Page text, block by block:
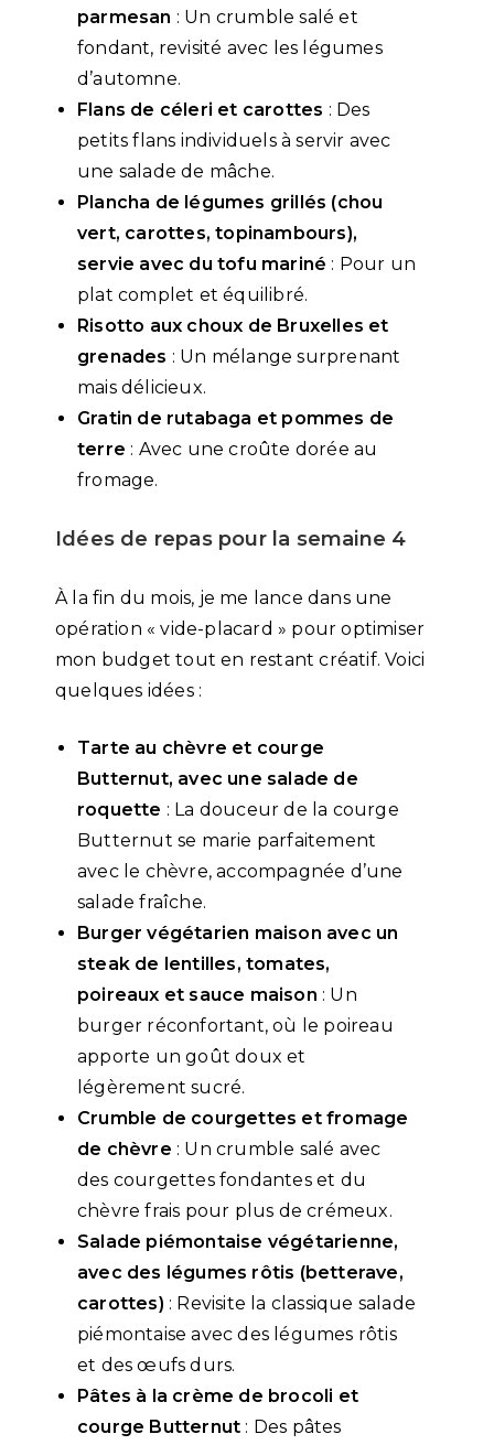
parmesan : Un crumble salé et
fondant, revisité avec les légumes
d’automne.
Flans de céleri et carottes : Des
petits flans individuels à servir avec
une salade de mâche.
Plancha de légumes grillés (chou
vert, carottes, topinambours),
servie avec du tofu mariné : Pour un
plat complet et équilibré.
Risotto aux choux de Bruxelles et
grenades : Un mélange surprenant
mais délicieux.
Gratin de rutabaga et pommes de
terre : Avec une croûte dorée au
fromage.
Idées de repas pour la semaine 4
À la fin du mois, je me lance dans une
opération « vide-placard » pour optimiser
mon budget tout en restant créatif. Voici
quelques idées :
Tarte au chèvre et courge
Butternut, avec une salade de
roquette : La douceur de la courge
Butternut se marie parfaitement
avec le chèvre, accompagnée d’une
salade fraîche.
Burger végétarien maison avec un
steak de lentilles, tomates,
poireaux et sauce maison : Un
burger réconfortant, où le poireau
apporte un goût doux et
légèrement sucré.
Crumble de courgettes et fromage
de chèvre : Un crumble salé avec
des courgettes fondantes et du
chèvre frais pour plus de crémeux.
Salade piémontaise végétarienne,
avec des légumes rôtis (betterave,
carottes) : Revisite la classique salade
piémontaise avec des légumes rôtis
et des œufs durs.
Pâtes à la crème de brocoli et
courge Butternut : Des pâtes